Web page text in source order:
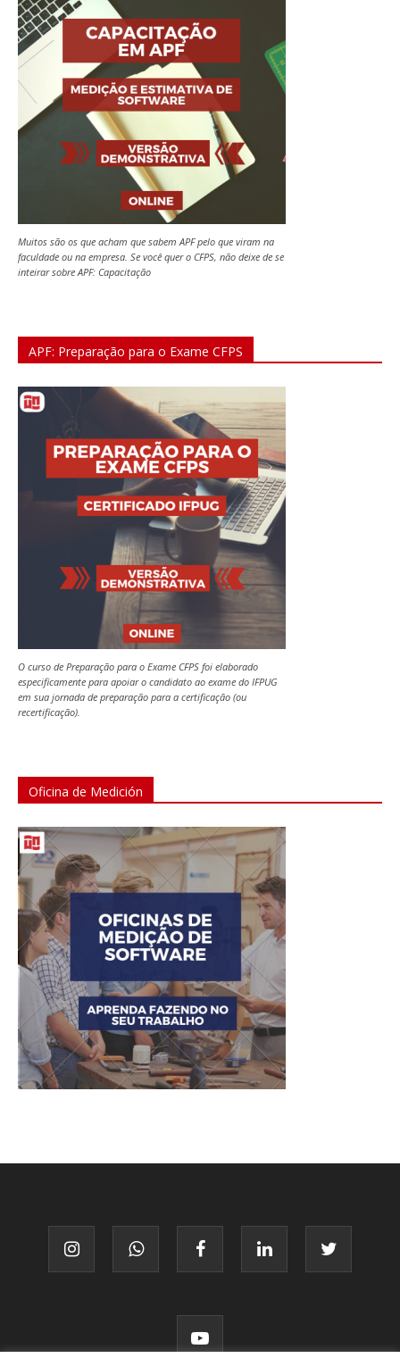
Muitos são os que acham que sabem APF pelo que viram na
faculdade ou na empresa. Se você quer o CFPS, não deixe de se
inteirar sobre APF: Capacitação
APF: Preparação para o Exame CFPS
O curso de Preparação para o Exame CFPS foi elaborado
especificamente para apoiar o candidato ao exame do IFPUG
em sua jornada de preparação para a certificação (ou
recertificação).
Oficina de Medición